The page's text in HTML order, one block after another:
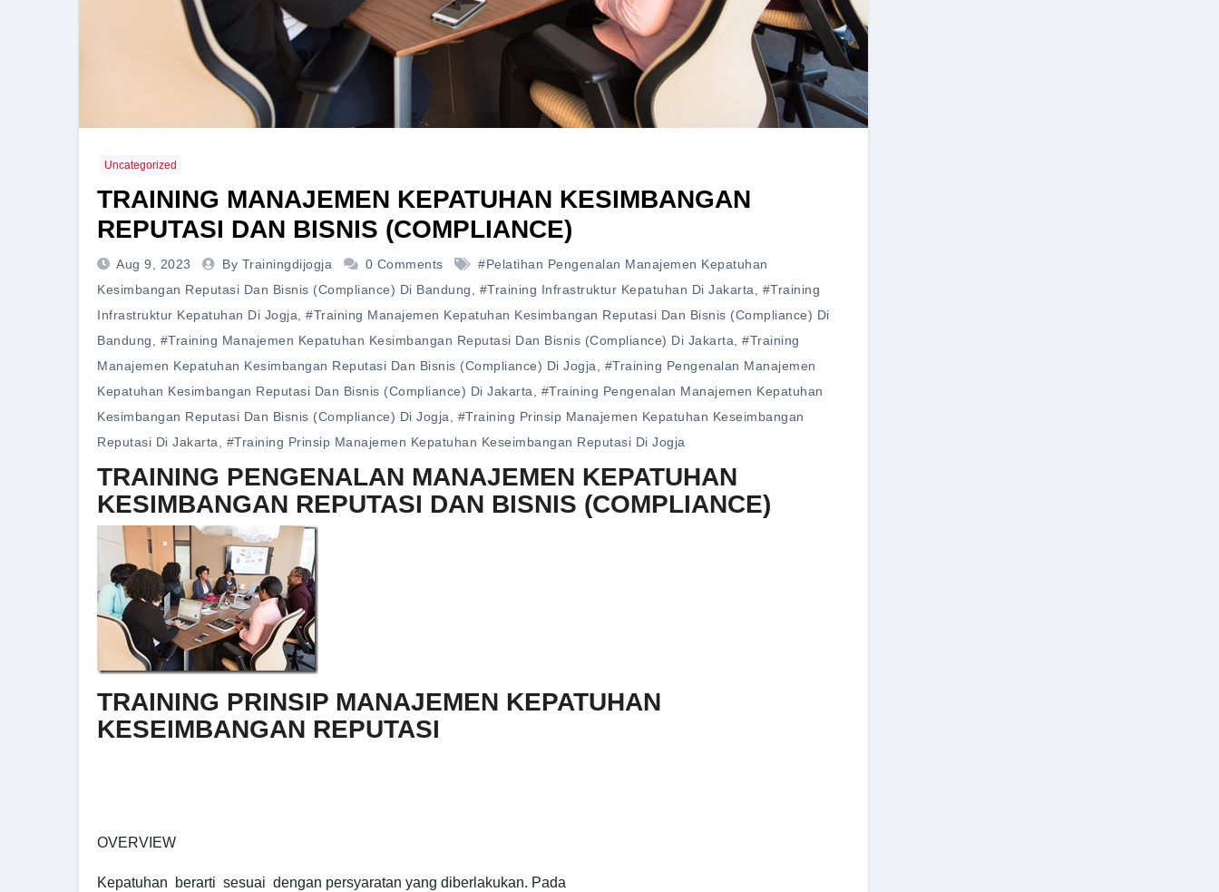
Uncategorized
TRAINING MANAJEMEN KEPATUHAN KESIMBANGAN
REPUTASI DAN BISNIS (COMPLIANCE)
Aug 9, 2023 By Trainingdijogja 0 Comments
#pelatihan Pengenalan Manajemen Kepatuhan
Kesimbangan Reputasi Dan Bisnis (Compliance) Di Bandung
#training Infrastruktur Kepatuhan Di Jakarta
#training
Infrastruktur Kepatuhan Di Jogja
#training Manajemen Kepatuhan Kesimbangan Reputasi Dan Bisnis (Compliance) Di
Bandung
#training Manajemen Kepatuhan Kesimbangan Reputasi Dan Bisnis (Compliance) Di Jakarta
#training
Manajemen Kepatuhan Kesimbangan Reputasi Dan Bisnis (Compliance) Di Jogja
#training Pengenalan Manajemen
Kepatuhan Kesimbangan Reputasi Dan Bisnis (Compliance) Di Jakarta
#training Pengenalan Manajemen Kepatuhan
Kesimbangan Reputasi Dan Bisnis (Compliance) Di Jogja
#training Prinsip Manajemen Kepatuhan Keseimbangan
Reputasi Di Jakarta
#training Prinsip Manajemen Kepatuhan Keseimbangan Reputasi Di Jogja
TRAINING PENGENALAN MANAJEMEN KEPATUHAN
KESIMBANGAN REPUTASI DAN BISNIS (COMPLIANCE)
TRAINING PRINSIP MANAJEMEN KEPATUHAN
KESEIMBANGAN REPUTASI
OVERVIEW
Kepatuhan berarti sesuai dengan persyaratan yang diberlakukan. Pada